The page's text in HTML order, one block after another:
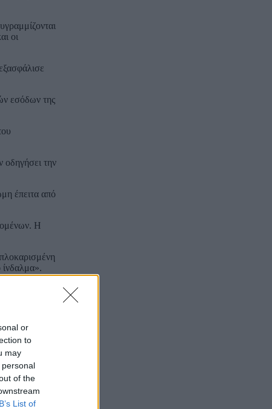
or
to
may
of the
List of
οι
εσόδων της
οδηγήσει την
έπειτα από
Η
μπροστά — το